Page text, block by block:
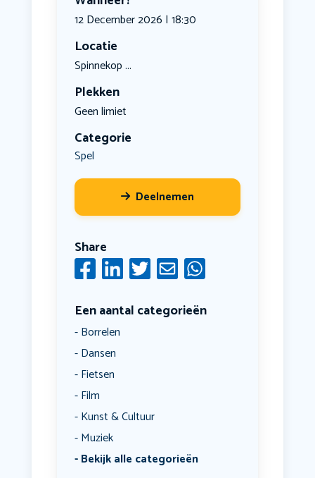
12 December 2026 | 18:30
Locatie
Spinnekop ...
Plekken
Geen limiet
Categorie
Spel
Deelnemen
Share
Een aantal categorieën
Borrelen
Dansen
Fietsen
Film
Kunst & Cultuur
Muziek
Bekijk alle categorieën